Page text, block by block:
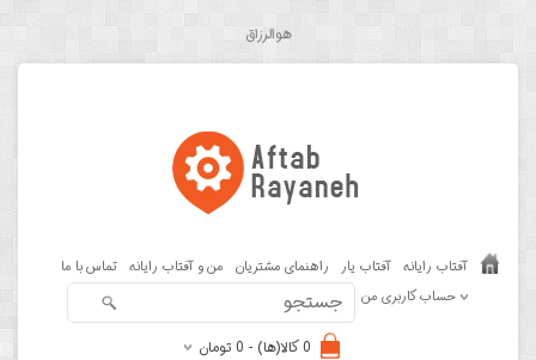
هوالرزاق
آفتاب رایانه آفتاب یار راهنمای مشتریان من و آفتاب رایانه تماس با ما
حساب کاربری من
0 کالا(ها) - 0 تومان